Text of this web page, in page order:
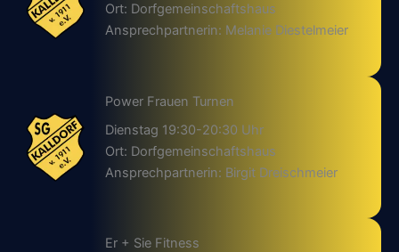
Ort: Dorfgemeinschaftshaus
Ansprechpartnerin: Melanie Diestelmeier
Power Frauen Turnen
Dienstag 19:30-20:30 Uhr
Ort: Dorfgemeinschaftshaus
Ansprechpartnerin: Birgit Dreischmeier
Er + Sie Fitness